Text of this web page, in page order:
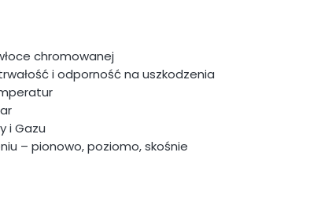
chromowanej
i odporność na uszkodzenia
i Gazu
– pionowo, poziomo, skośnie